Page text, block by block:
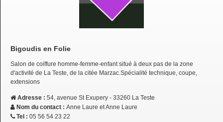
Bigoudis en Folie
Salon de coiffure homme-femme-enfant situé à deux pas de la zone
d'activité de La Teste, de la citée Marzac.Spécialité technique, coupe,
extensions
Adresse : 54, avenue St Exupery - 33260 La Teste
Nom du contact : Anne Laure et Anne Laure
Tel : 05 56 54 23 22